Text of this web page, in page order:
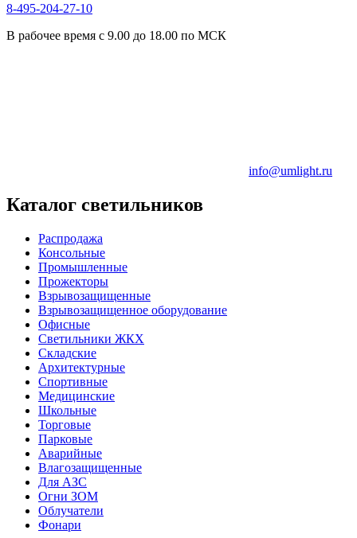
8-495-204-27-10
В рабочее время с 9.00 до 18.00 по МСК
info@umlight.ru
Каталог светильников
Распродажа
Консольные
Промышленные
Прожекторы
Взрывозащищенные
Взрывозащищенное оборудование
Офисные
Cветильники ЖКХ
Складские
Архитектурные
Спортивные
Медицинские
Школьные
Торговые
Парковые
Аварийные
Влагозащищенные
Для АЗС
Огни ЗОМ
Облучатели
Фонари